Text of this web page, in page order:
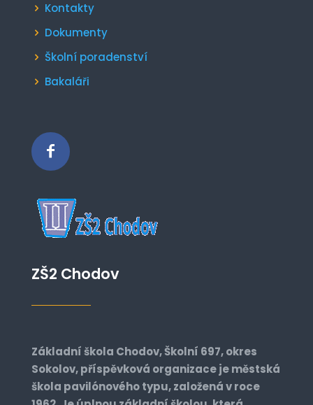
Kontakty
Dokumenty
Školní poradenství
Bakaláři
ZŠ2 Chodov
Základní škola Chodov, Školní 697, okres
Sokolov, příspěvková organizace je městská
škola pavilónového typu, založená v roce